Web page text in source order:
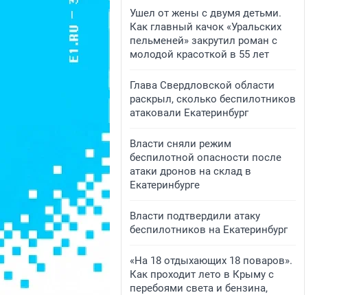
Ушел от жены с двумя детьми.
Как главный качок «Уральских
пельменей» закрутил роман с
молодой красоткой в 55 лет
Глава Свердловской области
раскрыл, сколько беспилотников
атаковали Екатеринбург
Власти сняли режим
беспилотной опасности после
атаки дронов на склад в
Екатеринбурге
Власти подтвердили атаку
беспилотников на Екатеринбург
«На 18 отдыхающих 18 поваров».
Как проходит лето в Крыму с
перебоями света и бензина,